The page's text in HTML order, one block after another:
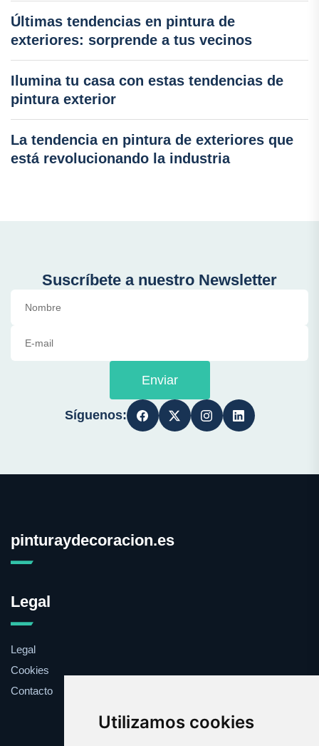
Utilizamos cookies
Últimas tendencias en pintura de
exteriores: sorprende a tus vecinos
Ilumina tu casa con estas tendencias de
pintura exterior
La tendencia en pintura de exteriores que
está revolucionando la industria
Suscríbete a nuestro Newsletter
Enviar
Síguenos:
pinturaydecoracion.es
Legal
Legal
Cookies
Contacto